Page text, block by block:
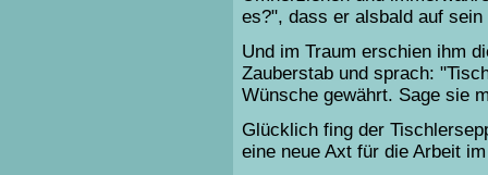
es?", dass er alsbald auf
Und im Traum erschien ihm
Zauberstab und sprach:
Wünsche gewährt. Sage sie
Glücklich fing der
eine neue Axt für die Arbeit